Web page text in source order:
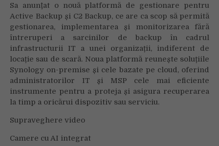
Sa anunţat o nouă platformă de gestionare pentru
Active Backup și C2 Backup, ce are ca scop să permită
gestionarea, implementarea și monitorizarea fără
întreruperi a sarcinilor de backup în cadrul
infrastructurii IT a unei organizații, indiferent de
locație sau de scară. Noua platformă reunește soluțiile
Synology on-premise și cele bazate pe cloud, oferind
administratorilor IT și MSP cele mai eficiente
instrumente pentru a proteja și asigura recuperarea
la timp a oricărui dispozitiv sau serviciu.
Supraveghere video
Camere cu AI integrat